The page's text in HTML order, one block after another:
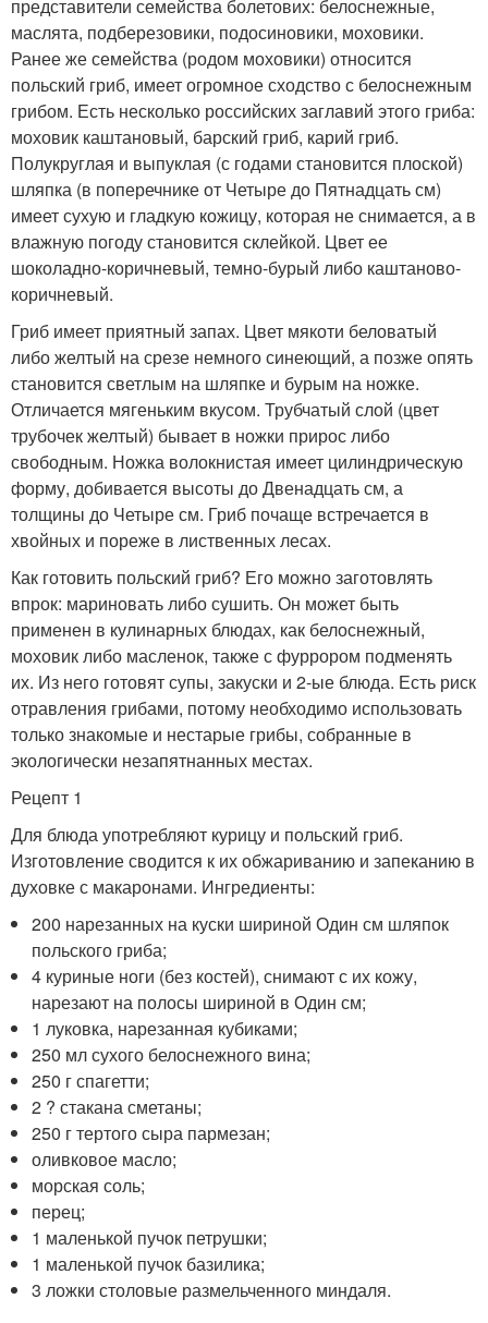
представители семейства болетових: белоснежные,
маслята, подберезовики, подосиновики, моховики.
Ранее же семейства (родом моховики) относится
польский гриб, имеет огромное сходство с белоснежным
грибом. Есть несколько российских заглавий этого гриба:
моховик каштановый, барский гриб, карий гриб.
Полукруглая и выпуклая (с годами становится плоской)
шляпка (в поперечнике от Четыре до Пятнадцать см)
имеет сухую и гладкую кожицу, которая не снимается, а в
влажную погоду становится склейкой. Цвет ее
шоколадно-коричневый, темно-бурый либо каштаново-
коричневый.
Гриб имеет приятный запах. Цвет мякоти беловатый
либо желтый на срезе немного синеющий, а позже опять
становится светлым на шляпке и бурым на ножке.
Отличается мягеньким вкусом. Трубчатый слой (цвет
трубочек желтый) бывает в ножки прирос либо
свободным. Ножка волокнистая имеет цилиндрическую
форму, добивается высоты до Двенадцать см, а
толщины до Четыре см. Гриб почаще встречается в
хвойных и пореже в лиственных лесах.
Как готовить польский гриб? Его можно заготовлять
впрок: мариновать либо сушить. Он может быть
применен в кулинарных блюдах, как белоснежный,
моховик либо масленок, также с фуррором подменять
их. Из него готовят супы, закуски и 2-ые блюда. Есть риск
отравления грибами, потому необходимо использовать
только знакомые и нестарые грибы, собранные в
экологически незапятнанных местах.
Рецепт 1
Для блюда употребляют курицу и польский гриб.
Изготовление сводится к их обжариванию и запеканию в
духовке с макаронами. Ингредиенты:
200 нарезанных на куски шириной Один см шляпок
польского гриба;
4 куриные ноги (без костей), снимают с их кожу,
нарезают на полосы шириной в Один см;
1 луковка, нарезанная кубиками;
250 мл сухого белоснежного вина;
250 г спагетти;
2 ? стакана сметаны;
250 г тертого сыра пармезан;
оливковое масло;
морская соль;
перец;
1 маленькой пучок петрушки;
1 маленькой пучок базилика;
3 ложки столовые размельченного миндаля.